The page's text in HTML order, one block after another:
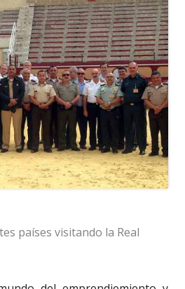
países visitando la Real